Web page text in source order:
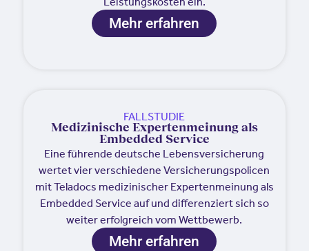
Mehr erfahren
FALLSTUDIE
Medizinische Expertenmeinung als
Embedded Service
Eine führende deutsche Lebensversicherung
wertet vier verschiedene Versicherungspolicen
mit Teladocs medizinischer Expertenmeinung als
Embedded Service auf und differenziert sich so
weiter erfolgreich vom Wettbewerb.
Mehr erfahren